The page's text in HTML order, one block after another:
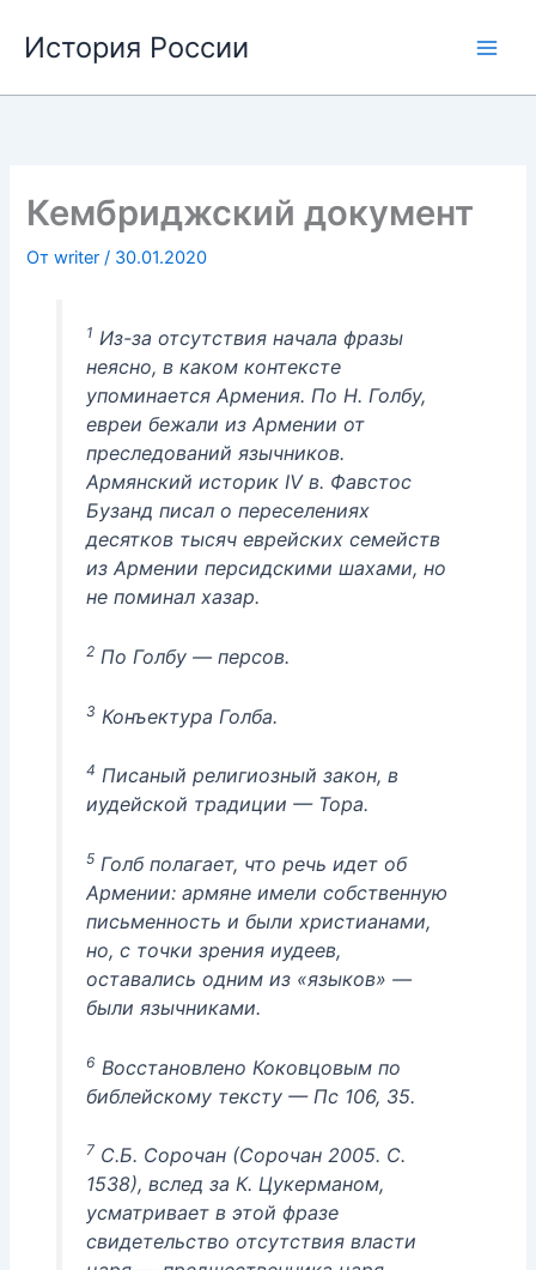
содержимому
История России
Кембриджский документ
Отwriter/ 30.01.2020
1 Из-за отсутствия начала фразы
неясно, в каком контексте
упоминается Армения. По Н. Голбу,
евреи бежали из Армении от
преследований язычников.
Армянский историк IV в. Фавстос
Бузанд писал о переселениях
десятков тысяч еврейских семейств
из Армении персидскими шахами, но
не поминал хазар.
2По Голбу — персов.
3 Конъектура Голба.
4 Писаный религиозный закон, в
иудейской традиции — Тора.
5Голб полагает, что речь идет об
Армении: армяне имели собственную
письменность и были христианами,
но, с точки зрения иудеев,
оставались одним из «языков» —
были язычниками.
6 Восстановлено Коковцовым по
библейскому тексту — Пс 106, 35.
7С.Б. Сорочан (Сорочан 2005. С.
1538), вслед за К. Цукерманом,
усматривает в этой фразе
свидетельство отсутствия власти